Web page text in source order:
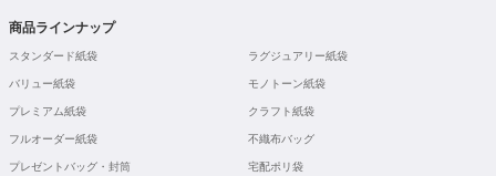
商品ラインナップ
スタンダード紙袋 ラグジュアリー紙袋
バリュー紙袋 モノトーン紙袋
プレミアム紙袋 クラフト紙袋
フルオーダー紙袋 不織布バッグ
プレゼントバッグ・封筒 宅配ポリ袋